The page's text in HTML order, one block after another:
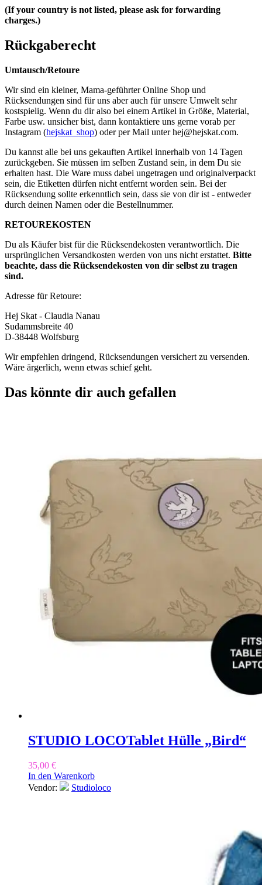
(If your country is not listed, please ask for forwarding
charges.)
Rückgaberecht
Umtausch/Retoure
Wir sind ein kleiner, Mama-geführter Online Shop und
Rücksendungen sind für uns aber auch für unsere Umwelt sehr
kostspielig. Wenn du dir also bei einem Artikel in Größe, Material,
Farbe usw. unsicher bist, dann kontaktiere uns gerne vorab per
Instagram (hejskat_shop) oder per Mail unterhej@hejskat.com.
Du kannst alle bei uns gekauften Artikel innerhalb von 14 Tagen
zurückgeben. Sie müssen im selben Zustand sein, in dem Du sie
erhalten hast. Die Ware muss dabei ungetragen und originalverpackt
sein, die Etiketten dürfen nicht entfernt worden sein. Bei der
Rücksendung sollte erkenntlich sein, dass sie von dir ist - entweder
durch deinen Namen oder die Bestellnummer.
RETOUREKOSTEN
Du als Käufer bist für die Rücksendekosten verantwortlich. Die
ursprünglichen Versandkosten werden von uns nicht erstattet. Bitte
beachte, dass die Rücksendekosten von dir selbst zu tragen
sind.
Adresse für Retoure:
Hej Skat - Claudia Nanau
Sudammsbreite 40
D-38448 Wolfsburg
Wir empfehlen dringend, Rücksendungen versichert zu versenden.
Wäre ärgerlich, wenn etwas schief geht.
Das könnte dir auch gefallen
STUDIO LOCOTablet Hülle „Bird“
35,00 €
In den Warenkorb
Vendor:
Studioloco